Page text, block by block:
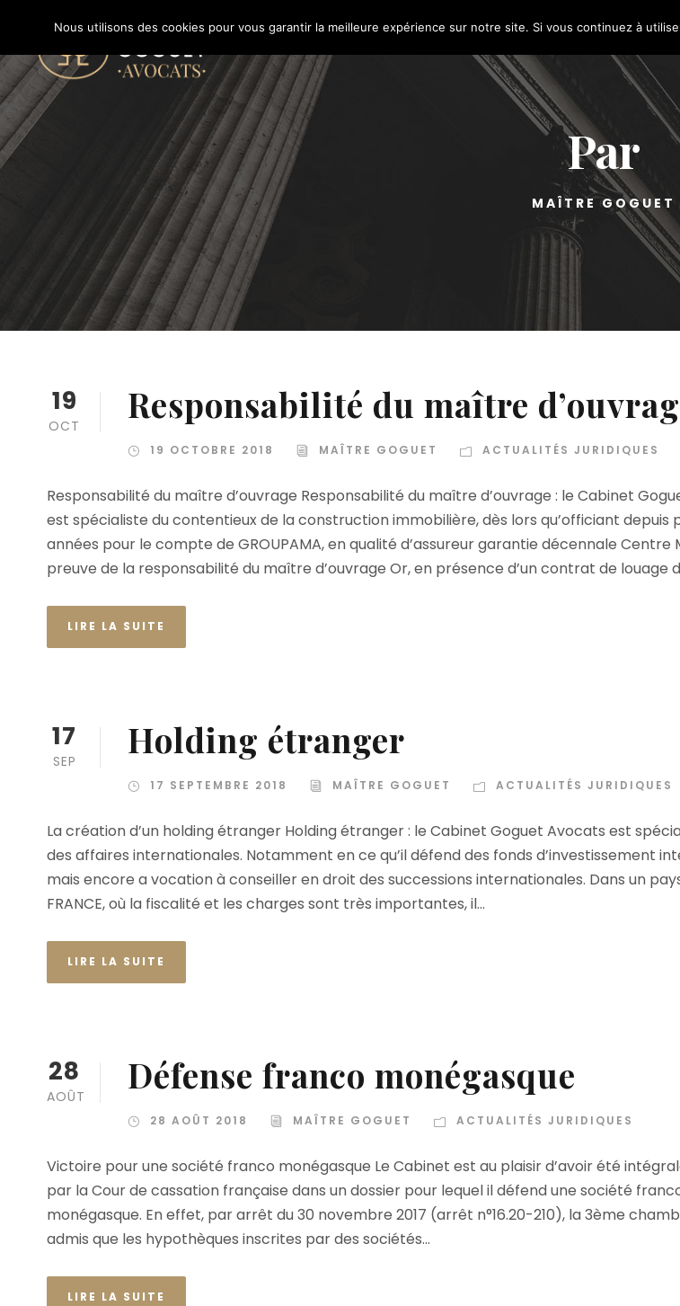
Par
MAÎTRE GOGUET
19
OCT Responsabilité du maître
19 OCTOBRE 2018 MAÎTRE GOGUET ACTUALITÉS JURIDIQUES
Responsabilité du maître d’ouvrage Responsabilité du maître d’ouvrage : le Cabinet
est spécialiste du contentieux de la construction immobilière, dès lors qu’officiant depuis
années pour le compte de GROUPAMA, en qualité d’assureur garantie décennale Centre
preuve de la responsabilité du maître d’ouvrage Or, en présence d’un contrat de louage
LIRE LA SUITE
17
SEP Holding étranger
17 SEPTEMBRE 2018 MAÎTRE GOGUET ACTUALITÉS JURIDIQUES
La création d’un holding étranger Holding étranger : le Cabinet Goguet Avocats est
des affaires internationales. Notamment en ce qu’il défend des fonds d’investissement
mais encore a vocation à conseiller en droit des successions internationales. Dans un
FRANCE, où la fiscalité et les charges sont très importantes, il...
LIRE LA SUITE
28
AOÛT Défense franco monégasque
28 AOÛT 2018 MAÎTRE GOGUET ACTUALITÉS JURIDIQUES
Victoire pour une société franco monégasque Le Cabinet est au plaisir d’avoir été
par la Cour de cassation française dans un dossier pour lequel il défend une société
monégasque. En effet, par arrêt du 30 novembre 2017 (arrêt n°16.20-210), la 3ème
admis que les hypothèques inscrites par des sociétés...
LIRE LA SUITE
Nous utilisons des cookies pour vous garantir la meilleure expérience sur notre site. Si vous continuez à